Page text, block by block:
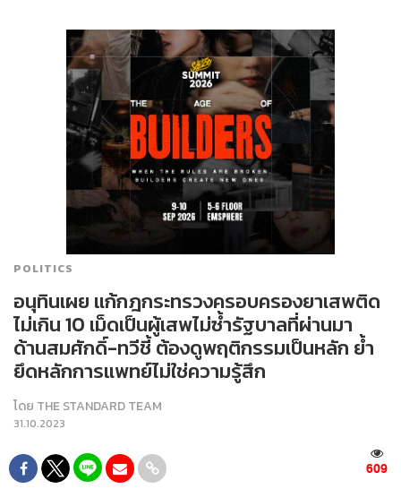
POLITICS
อนุทินเผย แก้กฎกระทรวงครอบครองยาเสพติด
ไม่เกิน 10 เม็ดเป็นผู้เสพไม่ซ้ำรัฐบาลที่ผ่านมา
ด้านสมศักดิ์-ทวีชี้ ต้องดูพฤติกรรมเป็นหลัก ย้ำ
ยึดหลักการแพทย์ไม่ใช่ความรู้สึก
โดย THE STANDARD TEAM
31.10.2023
609